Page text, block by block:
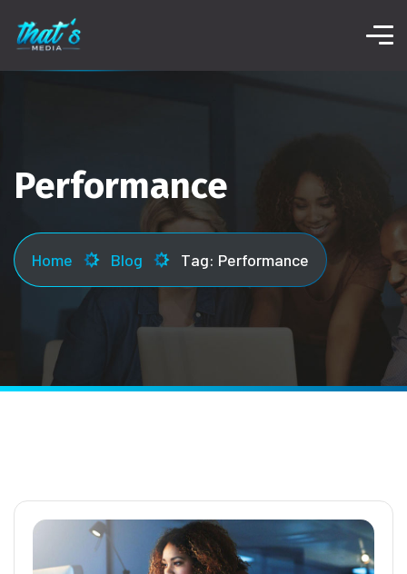
Performance
Home Blog Tag: Performance